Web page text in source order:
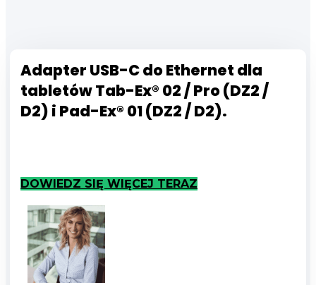
Adapter USB-C do Ethernet dla
tabletów Tab-Ex® 02 / Pro (DZ2 /
D2) i Pad-Ex® 01 (DZ2 / D2).
DOWIEDZ SIĘ WIĘCEJ TERAZ